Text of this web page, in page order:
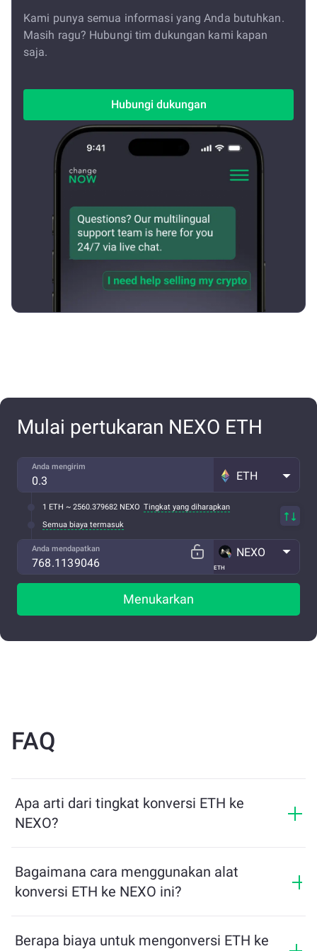
Kami punya semua informasi yang Anda butuhkan.
Masih ragu? Hubungi tim dukungan kami kapan
saja.
Hubungi dukungan
Mulai pertukaran NEXO ETH
Anda mengirim
ETH
1 ETH ~ 2560.379682 NEXO Tingkat yang diharapkan
Semua biaya termasuk
Anda mendapatkan
ETH
NEXO
Menukarkan
FAQ
Apa arti dari tingkat konversi ETH ke
NEXO?
yang akan Anda terima sebagai pertukaran untuk ETH.
Tingkat ini berfluktuasi berdasarkan kondisi pasar,
Bagaimana cara menggunakan alat
konversi ETH ke NEXO ini?
tukarkan, dan alat ini akan menghitung jumlah
Berapa biaya untuk mengonversi ETH ke